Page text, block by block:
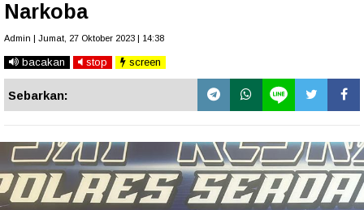
Narkoba
Admin | Jumat, 27 Oktober 2023 | 14:38
bacakan stop screen
Sebarkan: